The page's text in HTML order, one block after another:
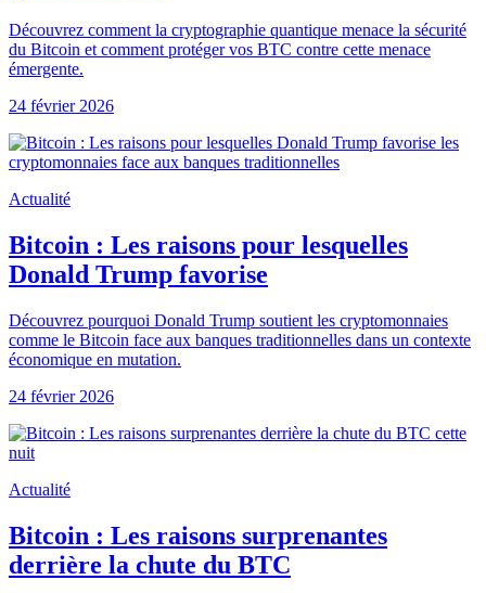
Découvrez comment la cryptographie quantique menace la sécurité
du Bitcoin et comment protéger vos BTC contre cette menace
émergente.
24 février 2026
Actualité
Bitcoin : Les raisons pour lesquelles
Donald Trump favorise
Découvrez pourquoi Donald Trump soutient les cryptomonnaies
comme le Bitcoin face aux banques traditionnelles dans un contexte
économique en mutation.
24 février 2026
Actualité
Bitcoin : Les raisons surprenantes
derrière la chute du BTC